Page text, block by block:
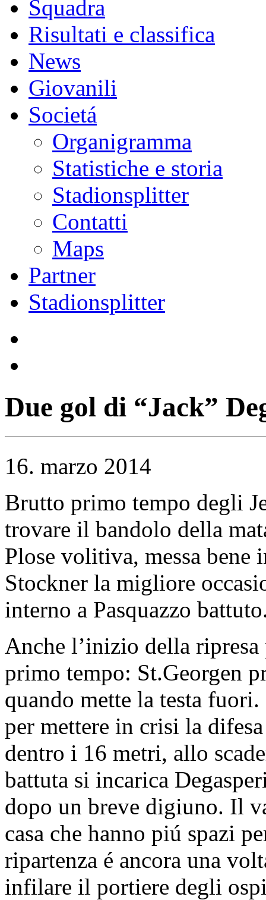
Squadra
Risultati e classifica
News
Giovanili
Societá
Organigramma
Statistiche e storia
Stadionsplitter
Contatti
Maps
Partner
Stadionsplitter
Due gol di “Jack”
16. marzo 2014
Brutto primo tempo degli
trovare il bandolo della
Plose volitiva, messa bene
Stockner la migliore
interno a Pasquazzo
Anche l’inizio della
primo tempo: St.Georgen
quando mette la testa
per mettere in crisi la
dentro i 16 metri, allo
battuta si incarica
dopo un breve digiuno. Il
casa che hanno piú spazi
ripartenza é ancora una
infilare il portiere degli